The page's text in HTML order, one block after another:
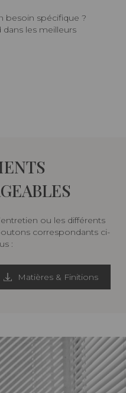
besoin spécifique ?
les meilleurs
ou les différents
correspondants ci-
:
Matières & Finitions